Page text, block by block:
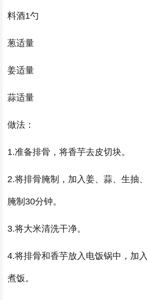
料酒1勺
葱适量
姜适量
蒜适量
做法：
1.准备排骨，将香芋去皮切块。
2.将排骨腌制，加入姜、蒜、生抽
腌制30分钟。
3.将大米清洗干净。
4.将排骨和香芋放入电饭锅中，加
煮饭。